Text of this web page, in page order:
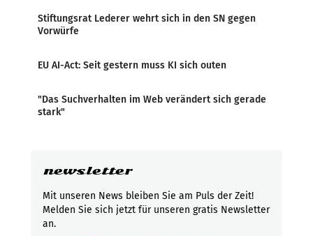
Stiftungsrat Lederer wehrt sich in den SN gegen
Vorwürfe
EU AI-Act: Seit gestern muss KI sich outen
"Das Suchverhalten im Web verändert sich gerade
stark"
newsletter
Mit unseren News bleiben Sie am Puls der Zeit!
Melden Sie sich jetzt für unseren gratis Newsletter
an.